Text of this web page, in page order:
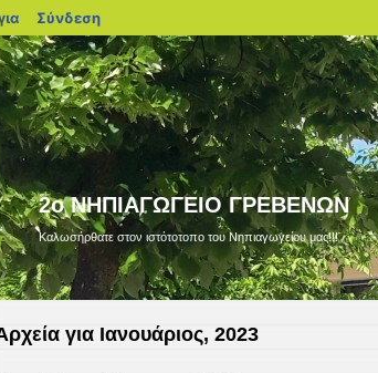
2ο ΝΗΠΙΑΓΩΓΕΙΟ ΓΡΕΒΕΝΩΝ
Kαλωσήρθατε στον ιστότοτοπο του Νηπιαγωγείου μας!!!
για Ιανουάριος, 2023
blogs.sch.gr
Σύνδεση